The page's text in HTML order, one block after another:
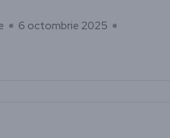
6 octombrie 2025